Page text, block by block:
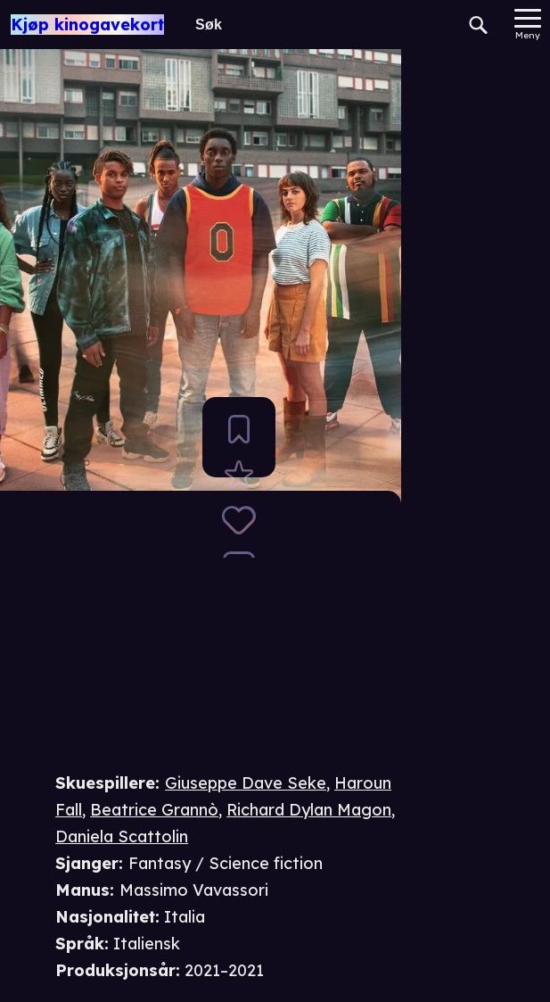
Kjøp kinogavekort
Meny
Skuespillere: Giuseppe Dave Seke, Haroun
Fall, Beatrice Grannò, Richard Dylan Magon,
Daniela Scattolin
Sjanger: Fantasy / Science fiction
Manus: Massimo Vavassori
Nasjonalitet: Italia
Språk: Italiensk
Produksjonsår: 2021–2021